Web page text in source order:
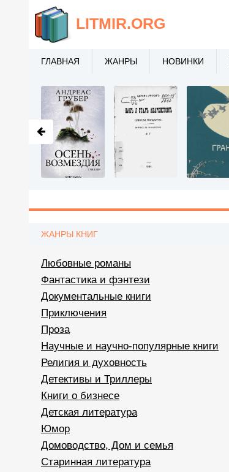
ЖАНРЫ КНИГ
Любовные романы
Фантастика и фэнтези
Документальные книги
Приключения
Проза
Научные и научно-популярные книги
Религия и духовность
Детективы и Триллеры
Книги о бизнесе
Детская литература
Юмор
Домоводство, Дом и семья
Старинная литература
LITMIR.ORG
ГЛАВНАЯ ЖАНРЫ НОВИНКИ